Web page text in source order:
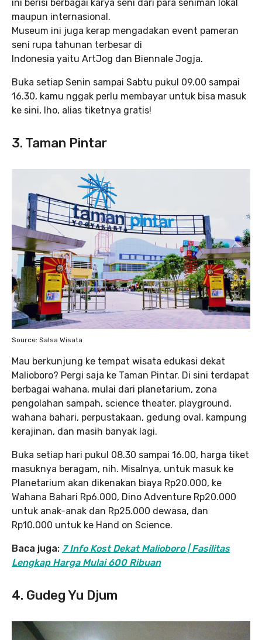
ini berisi berbagai karya seni dari para seniman lokal
maupun internasional.
Museum ini juga kerap mengadakan event pameran
seni rupa tahunan terbesar di
Indonesia yaitu ArtJog dan Biennale Jogja.
Buka setiap Senin sampai Sabtu pukul 09.00 sampai
16.30, kamu nggak perlu membayar untuk bisa masuk
ke sini, lho, alias tiketnya gratis!
3. Taman Pintar
Source: Salsa Wisata
Mau berkunjung ke tempat wisata edukasi dekat
Malioboro? Pergi saja ke Taman Pintar. Di sini terdapat
berbagai wahana, mulai dari planetarium, zona
pengolahan sampah, science theater, playground,
wahana bahari, perpustakaan, gedung oval, kampung
kerajinan, dan masih banyak lagi.
Buka setiap hari pukul 08.30 sampai 16.00, harga tiket
masuknya beragam, nih. Misalnya, untuk masuk ke
Planetarium akan dikenakan biaya Rp20.000, ke
Wahana Bahari Rp6.000, Dino Adventure Rp20.000
untuk anak-anak dan Rp25.000 dewasa, dan
Rp10.000 untuk ke Hand on Science.
Baca juga: 7 Info Kost Dekat Malioboro | Fasilitas
Lengkap Harga Mulai 600 Ribuan
4. Gudeg Yu Djum